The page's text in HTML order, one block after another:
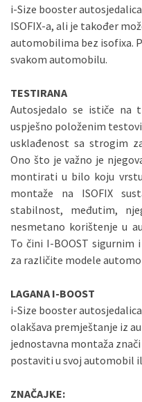
i-Size booster
ISOFIX-a, ali je također
automobilima bez isofixa.
svakom automobilu.
TESTIRANA
Autosjedalo se ističe na
uspješno položenim
usklađenost sa strogim
Ono što je važno je
montirati u bilo koju
montaže na ISOFIX
stabilnost, međutim,
nesmetano korištenje u
To čini I-BOOST
za različite modele
LAGANA I-BOOST
i-Size booster
olakšava premještanje iz
jednostavna montaža
postaviti u svoj automobil
ZNAČAJKE: